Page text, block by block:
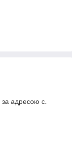
за адресою с.